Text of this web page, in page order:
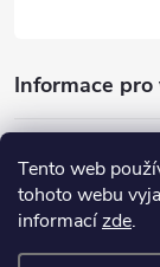
Tento web
tohoto webu
informacízde.
Informace pro
Instagram